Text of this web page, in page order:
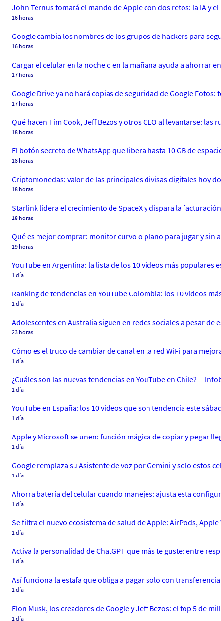
John Ternus tomará el mando de Apple con dos retos: la IA y
16 horas
Google cambia los nombres de los grupos de hackers para
16 horas
Cargar el celular en la noche o en la mañana ayuda a ahorrar
17 horas
Google Drive ya no hará copias de seguridad de Google
17 horas
Qué hacen Tim Cook, Jeff Bezos y otros CEO al levantarse: las
18 horas
El botón secreto de WhatsApp que libera hasta 10 GB de
18 horas
Criptomonedas: valor de las principales divisas digitales hoy
18 horas
Starlink lidera el crecimiento de SpaceX y dispara la
18 horas
Qué es mejor comprar: monitor curvo o plano para jugar y sin
19 horas
YouTube en Argentina: la lista de los 10 videos más populares
1 día
Ranking de tendencias en YouTube Colombia: los 10 videos
1 día
Adolescentes en Australia siguen en redes sociales a pesar
23 horas
Cómo es el truco de cambiar de canal en la red WiFi para
1 día
¿Cuáles son las nuevas tendencias en YouTube en Chile? --
1 día
YouTube en España: los 10 videos que son tendencia este
1 día
Apple y Microsoft se unen: función mágica de copiar y pegar
1 día
Google remplaza su Asistente de voz por Gemini y solo estos
1 día
Ahorra batería del celular cuando manejes: ajusta esta
1 día
Se filtra el nuevo ecosistema de salud de Apple: AirPods,
1 día
Activa la personalidad de ChatGPT que más te guste: entre
1 día
Así funciona la estafa que obliga a pagar solo con
1 día
Elon Musk, los creadores de Google y Jeff Bezos: el top 5 de
1 día